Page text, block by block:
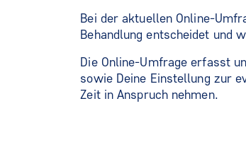
Bei der aktuellen Online-
Behandlung entscheidet und
Die Online-Umfrage erfasst
sowie Deine Einstellung zur
Zeit in Anspruch nehmen.